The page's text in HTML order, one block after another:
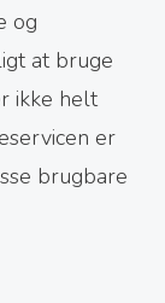
og
at bruge
ikke helt
er
brugbare